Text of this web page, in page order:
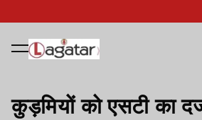
कुड़मियों को एसटी का